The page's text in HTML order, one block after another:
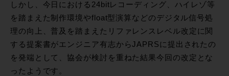
しかし、今日における24bitレコーディング、ハイレゾ等
を踏まえた制作環境やfloat型演算などのデジタル信号処
理の向上、普及を踏まえたリファレンスレベル改定に関
する提案書がエンジニア有志からJAPRSに提出されたの
を発端として、協会が検討を重ねた結果今回の改定とな
ったようです。